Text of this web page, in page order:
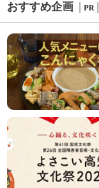
おすすめ企画 PR